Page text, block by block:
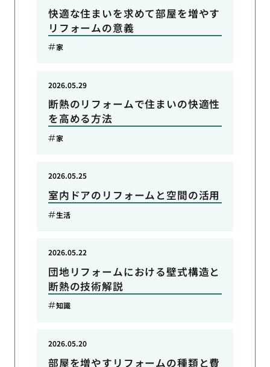
快適な住まいを求めて部屋を増やす
リフォームの意義
家
断熱のリフォームで住まいの快適性
を高める方法
2026.05.29
家
室内ドアのリフォームと空間の活用
2026.05.25
生活
団地リフォームにおける壁式構造と
断熱の技術解説
2026.05.22
知識
部屋を増やすリフォームの種類と費
2026.05.20